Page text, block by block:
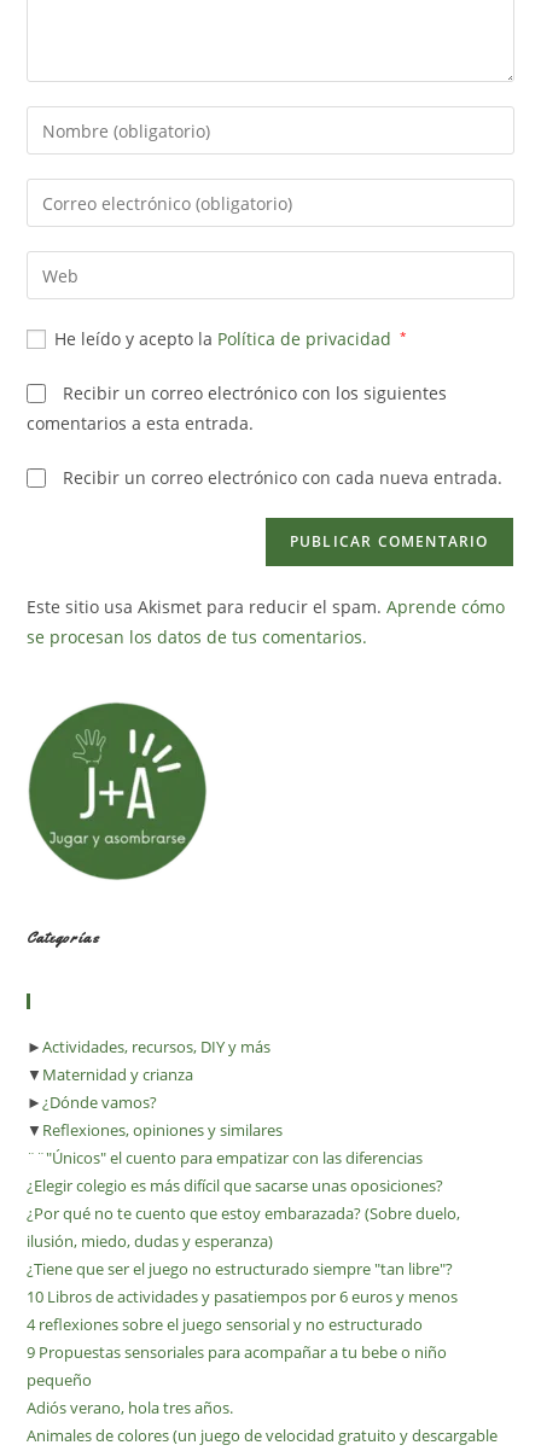
Introduce
tu
nombre
de
usuario
para
Introduce
tu
dirección
de
electrónico
comentar
Introduce
la
URL
de
tu
web
He leído y acepto la Política de privacidad *
Recibir un correo electrónico con los siguientes
comentarios a esta entrada.
Recibir un correo electrónico con cada nueva entrada.
Este sitio usa Akismet para reducir el spam.Aprende cómo
se procesan los datos de tus comentarios.
Categorías
►Actividades, recursos, DIY y más
▼ Maternidad y crianza
►¿Dónde vamos?
▼ Reflexiones, opiniones y similares
¨¨"Únicos" el cuento para empatizar con las diferencias
¿Elegir colegio es más difícil que sacarse unas oposiciones?
¿Por qué no te cuento que estoy embarazada? (Sobre duelo,
ilusión, miedo, dudas y esperanza)
¿Tiene que ser el juego no estructurado siempre "tan libre"?
10 Libros de actividades y pasatiempos por 6 euros y menos
4 reflexiones sobre el juego sensorial y no estructurado
9 Propuestas sensoriales para acompañar a tu bebe o niño
pequeño
Adiós verano, hola tres años.
Animales de colores (un juego de velocidad gratuito y descargable